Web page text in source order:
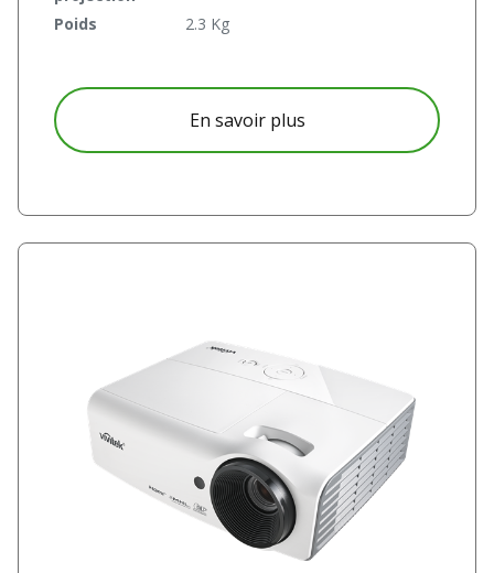
Poids
2.3 Kg
En savoir plusà propos DH558